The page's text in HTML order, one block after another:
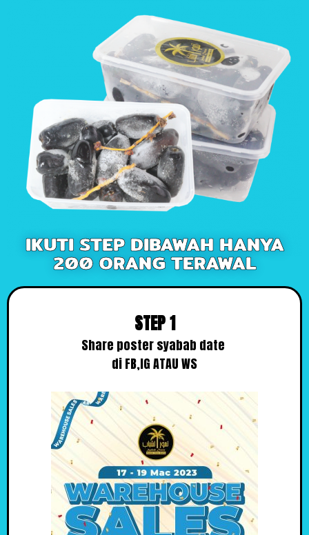
IKUTI STEP DIBAWAH HANYA
200 ORANG TERAWAL
STEP 1
Share poster syabab date
di FB,IG ATAU WS